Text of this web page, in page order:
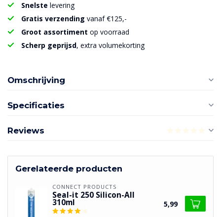
Snelste levering
Gratis verzending vanaf €125,-
Groot assortiment op voorraad
Scherp geprijsd, extra volumekorting
Omschrijving
Specificaties
Reviews
Gerelateerde producten
CONNECT PRODUCTS
Seal-it 250 Silicon-All
310ml 5,99